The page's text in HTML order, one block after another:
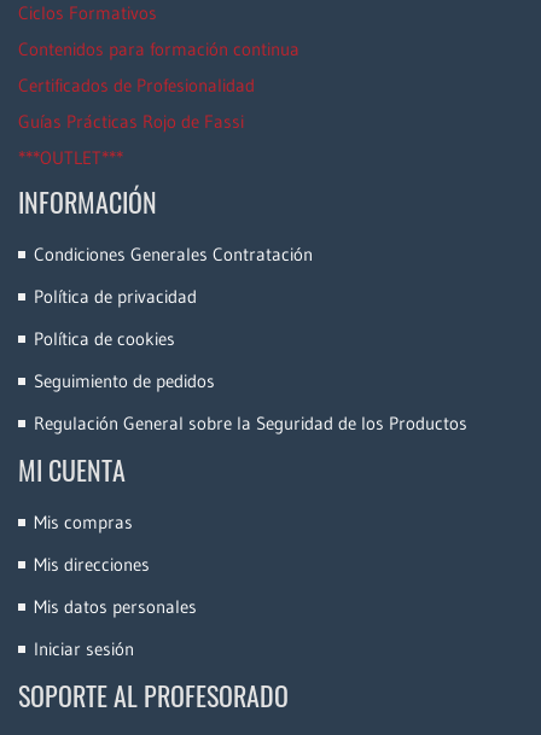
Ciclos Formativos
Contenidos para formación continua
Certificados de Profesionalidad
Guías Prácticas Rojo de Fassi
***OUTLET***
INFORMACIÓN
Condiciones Generales Contratación
Política de privacidad
Política de cookies
Seguimiento de pedidos
Regulación General sobre la Seguridad de los Productos
MI CUENTA
Mis compras
Mis direcciones
Mis datos personales
Iniciar sesión
SOPORTE AL PROFESORADO